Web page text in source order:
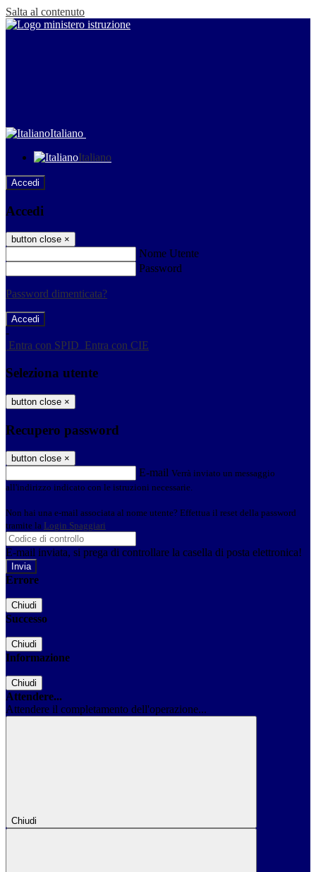
Salta al contenuto
Italiano
Italiano
Accedi
Accedi
button close ×
Nome Utente
Password
Password dimenticata?
-
Entra con SPID Entra con CIE
Seleziona utente
button close ×
Recupero password
button close ×
E-mail Verrà inviato un messaggio
all'indirizzo indicato con le istruzioni necessarie.
Non hai una e-mail associata al nome utente? Effettua il reset della password
tramite la Login Spaggiari
E-mail inviata, si prega di controllare la casella di posta elettronica!
Errore
Chiudi
Successo
Chiudi
Informazione
Chiudi
Attendere...
Attendere il completamento dell'operazione...
Chiudi